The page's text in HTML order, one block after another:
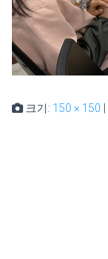
크기: 150 × 150 |